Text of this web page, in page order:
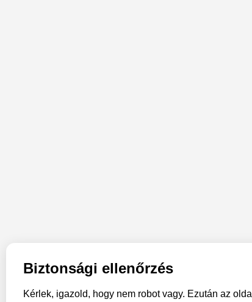
Biztonsági ellenőrzés
Kérlek, igazold, hogy nem robot vagy. Ezután az oldal